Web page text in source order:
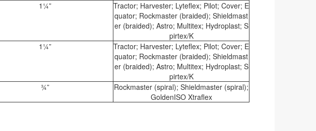
1¼”
Tractor; Harvester; Lyteflex; Pilot; Cover; E
quator; Rockmaster (braided); Shieldmast
er (braided); Astro; Multitex; Hydroplast; S
pirtex/K
1¼”
Tractor; Harvester; Lyteflex; Pilot; Cover; E
quator; Rockmaster (braided); Shieldmast
er (braided); Astro; Multitex; Hydroplast; S
pirtex/K
¾”
Rockmaster (spiral); Shieldmaster (spiral);
GoldenISO Xtraflex